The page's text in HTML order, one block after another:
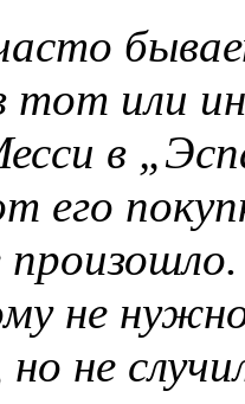
тот или
в
его
не
не